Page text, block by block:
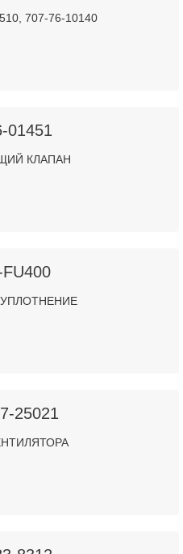
707-76-10140
01451
КЛАПАН
25021